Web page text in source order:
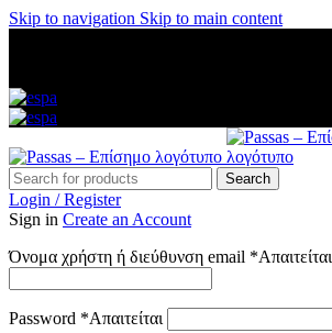
Skip to navigation Skip to main content
Search
Login / Register
Sign in Create an Account
Όνομα χρήστη ή διεύθυνση email *Απαιτείται
Password *Απαιτείται